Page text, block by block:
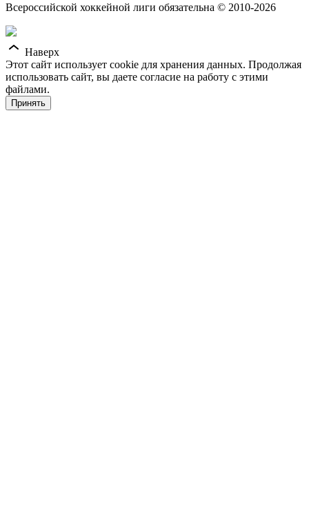
Всероссийской хоккейной лиги обязательна © 2010-2026
Наверх
Этот сайт использует cookie для хранения данных. Продолжая
использовать сайт, вы даете согласие на работу с этими
файлами.
Принять